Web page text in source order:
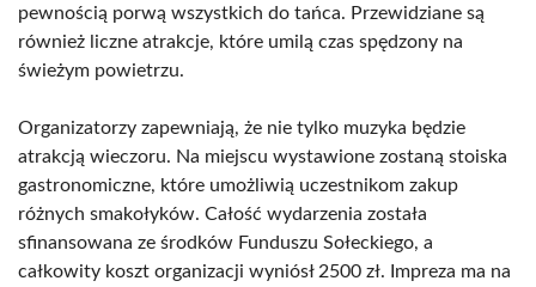
pewnością porwą wszystkich do tańca. Przewidziane są
również liczne atrakcje, które umilą czas spędzony na
świeżym powietrzu.
Organizatorzy zapewniają, że nie tylko muzyka będzie
atrakcją wieczoru. Na miejscu wystawione zostaną stoiska
gastronomiczne, które umożliwią uczestnikom zakup
różnych smakołyków. Całość wydarzenia została
sfinansowana ze środków Funduszu Sołeckiego, a
całkowity koszt organizacji wyniósł 2500 zł. Impreza ma na